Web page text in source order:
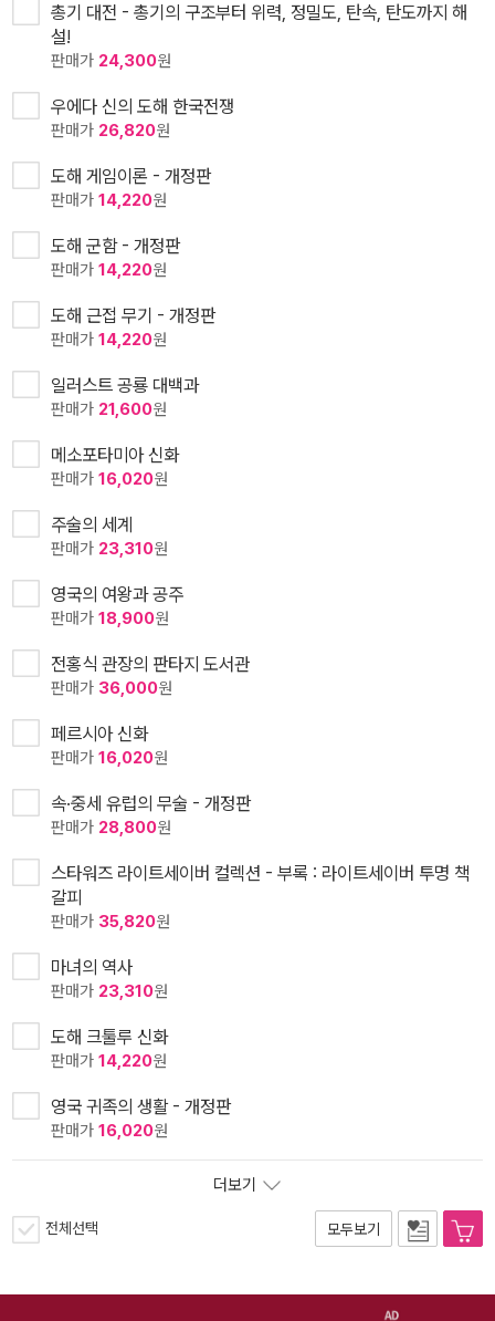
총기 대전 - 총기의 구조부터 위력, 정밀도, 탄속, 탄도까지 해
설!
판매가 24,300원
우에다 신의 도해 한국전쟁
판매가 26,820원
도해 게임이론 - 개정판
판매가 14,220원
도해 군함 - 개정판
판매가 14,220원
도해 근접 무기 - 개정판
판매가 14,220원
일러스트 공룡 대백과
판매가 21,600원
메소포타미아 신화
판매가 16,020원
주술의 세계
판매가 23,310원
영국의 여왕과 공주
판매가 18,900원
전홍식 관장의 판타지 도서관
판매가 36,000원
페르시아 신화
판매가 16,020원
속·중세 유럽의 무술 - 개정판
판매가 28,800원
스타워즈 라이트세이버 컬렉션 - 부록 : 라이트세이버 투명 책
갈피
판매가 35,820원
마녀의 역사
판매가 23,310원
도해 크툴루 신화
판매가 14,220원
영국 귀족의 생활 - 개정판
판매가 16,020원
더보기
전체선택 모두보기